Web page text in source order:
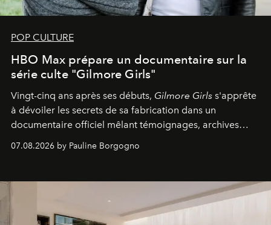
POP CULTURE
HBO Max prépare un documentaire sur la
série culte "Gilmore Girls"
Vingt-cinq ans après ses débuts, Gilmore Girls s'apprête
à dévoiler les secrets de sa fabrication dans un
documentaire officiel mêlant témoignages, archives
inédites et plongée dans les coulisses d'un phénomène
générationnel.
07.08.2026 by Pauline Borgogno